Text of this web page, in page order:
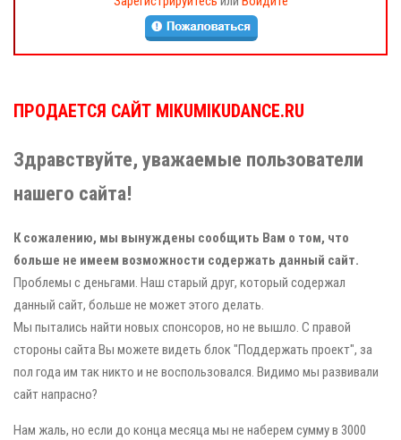
ПРОДАЕТСЯ САЙТ MIKUMIKUDANCE.RU
Здравствуйте, уважаемые пользователи
нашего сайта!
К сожалению, мы вынуждены сообщить Вам о том, что
больше не имеем возможности содержать данный сайт.
Проблемы с деньгами. Наш старый друг, который содержал
данный сайт, больше не может этого делать.
Мы пытались найти новых спонсоров, но не вышло. С правой
стороны сайта Вы можете видеть блок "Поддержать проект", за
пол года им так никто и не воспользовался. Видимо мы развивали
сайт напрасно?
Нам жаль, но если до конца месяца мы не наберем сумму в 3000